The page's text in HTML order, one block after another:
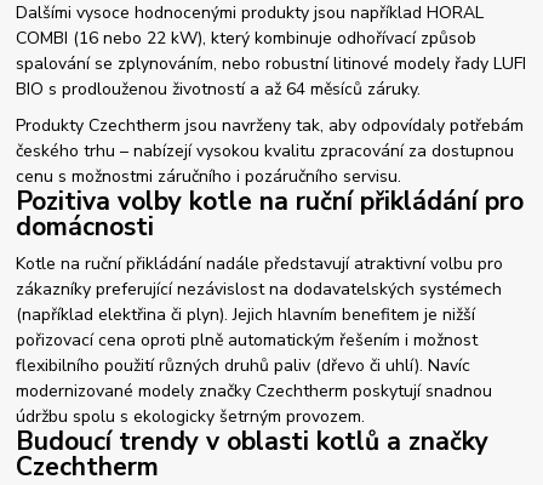
Dalšími vysoce hodnocenými produkty jsou například HORAL
COMBI (16 nebo 22 kW), který kombinuje odhořívací způsob
spalování se zplynováním, nebo robustní litinové modely řady LUFI
BIO s prodlouženou životností a až 64 měsíců záruky.
Produkty Czechtherm jsou navrženy tak, aby odpovídaly potřebám
českého trhu – nabízejí vysokou kvalitu zpracování za dostupnou
cenu s možnostmi záručního i pozáručního servisu.
Pozitiva volby kotle na ruční přikládání pro
domácnosti
Kotle na ruční přikládání nadále představují atraktivní volbu pro
zákazníky preferující nezávislost na dodavatelských systémech
(například elektřina či plyn). Jejich hlavním benefitem je nižší
pořizovací cena oproti plně automatickým řešením i možnost
flexibilního použití různých druhů paliv (dřevo či uhlí). Navíc
modernizované modely značky Czechtherm poskytují snadnou
údržbu spolu s ekologicky šetrným provozem.
Budoucí trendy v oblasti kotlů a značky
Czechtherm